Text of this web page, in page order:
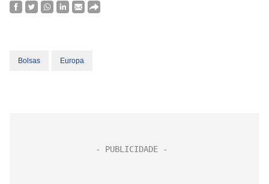
Bolsas Europa